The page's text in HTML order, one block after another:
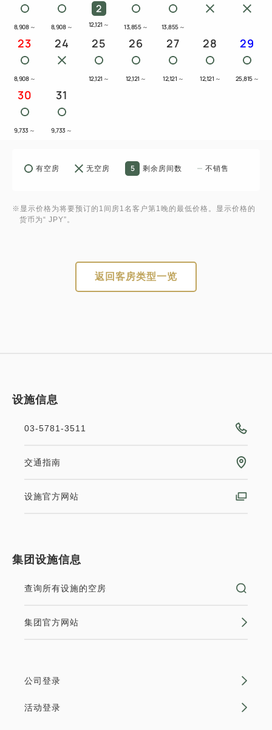
8,908 ～ 8,908 ～
2
12,121 ～ 13,855 ～ 13,855 ～
23
8,908 ～
24 25
12,121 ～
26
12,121 ～
27
12,121 ～
28
12,121 ～
29
25,815 ～
30
9,733 ～
31
9,733 ～
有空房 无空房 5 剩余房间数 不销售
※显示价格为将要预订的1间房1名客户第1晚的最低价格。显示价格的
货币为“ JPY”。
返回客房类型一览
设施信息
03-5781-3511
交通指南
设施官方网站
集团设施信息
查询所有设施的空房
集团官方网站
公司登录
活动登录